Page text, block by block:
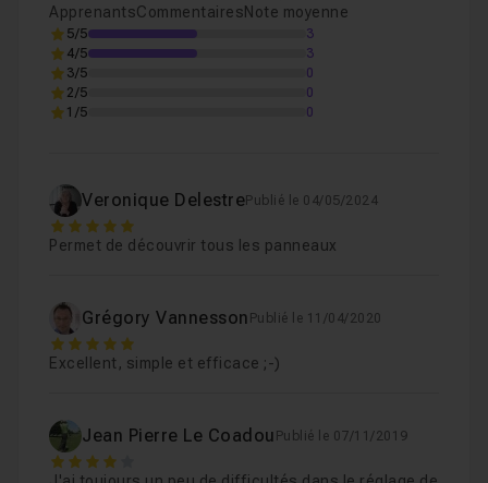
ApprenantsCommentairesNote moyenne
5/5
3
4/5
3
3/5
0
2/5
0
1/5
0
Veronique DelestrePublié le 04/05/2024
5
Permet de découvrir tous les panneaux
Grégory Vannesson Publié le 11/04/2020
5
Excellent, simple et efficace ;-)
Jean Pierre Le Coadou Publié le 07/11/2019
4